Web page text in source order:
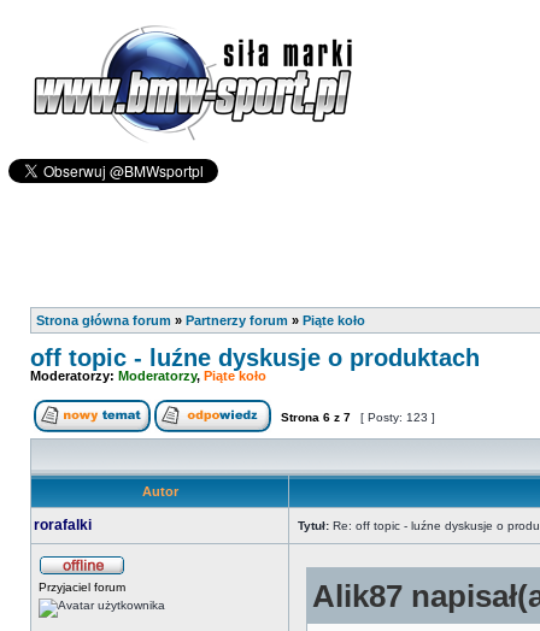
Strona główna forum » Partnerzy forum » Piąte koło
off topic - luźne dyskusje o produktach
Moderatorzy: Moderatorzy, Piąte koło
Strona 6 z 7 [ Posty: 123 ]
Autor
rorafalki Tytuł: Re: off topic - luźne dyskusje o
Przyjaciel forum Alik87